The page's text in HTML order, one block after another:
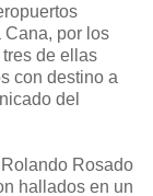
Cana, por los
de ellas
con destino a
del
Rosado
hallados en un